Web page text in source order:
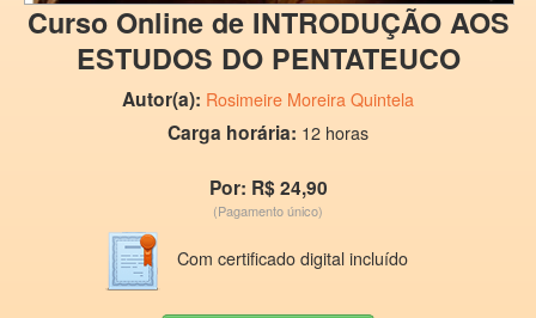
Curso Online de INTRODUÇÃO AOS
ESTUDOS DO PENTATEUCO
Autor(a): Rosimeire Moreira Quintela
Carga horária: 12 horas
Por: R$ 24,90
(Pagamento único)
Com certificado digital incluído